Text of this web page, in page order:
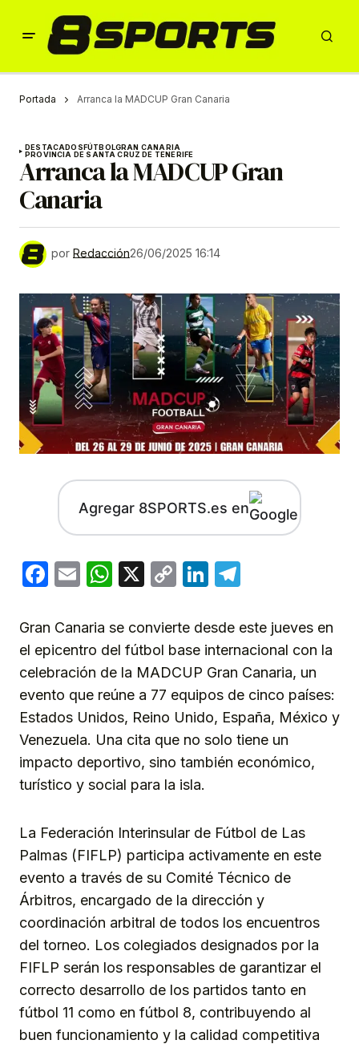
Portada Arranca la MADCUP Gran Canaria
DESTACADOSFÚTBOLGRAN CANARIA
PROVINCIA DE SANTA CRUZ DE TENERIFE
Arranca la MADCUP Gran
Canaria
por Redacción26/06/2025 16:14
Agregar 8SPORTS.es en
Facebook
EmailWhatsApp
X
CopyLinkedIn
Gran Canaria se convierte desde este jueves en
el epicentro del fútbol base internacional con la
celebración de la MADCUP Gran Canaria, un
evento que reúne a 77 equipos de cinco países:
Estados Unidos, Reino Unido, España, México y
Venezuela. Una cita que no solo tiene un
impacto deportivo, sino también económico,
turístico y social para la isla.
La Federación Interinsular de Fútbol de Las
Palmas (FIFLP) participa activamente en este
evento a través de su Comité Técnico de
Árbitros, encargado de la dirección y
coordinación arbitral de todos los encuentros
del torneo. Los colegiados designados por la
FIFLP serán los responsables de garantizar el
correcto desarrollo de los partidos tanto en
fútbol 11 como en fútbol 8, contribuyendo al
buen funcionamiento y la calidad competitiva